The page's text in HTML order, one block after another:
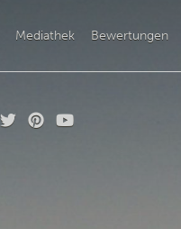
Mediathek Bewertungen